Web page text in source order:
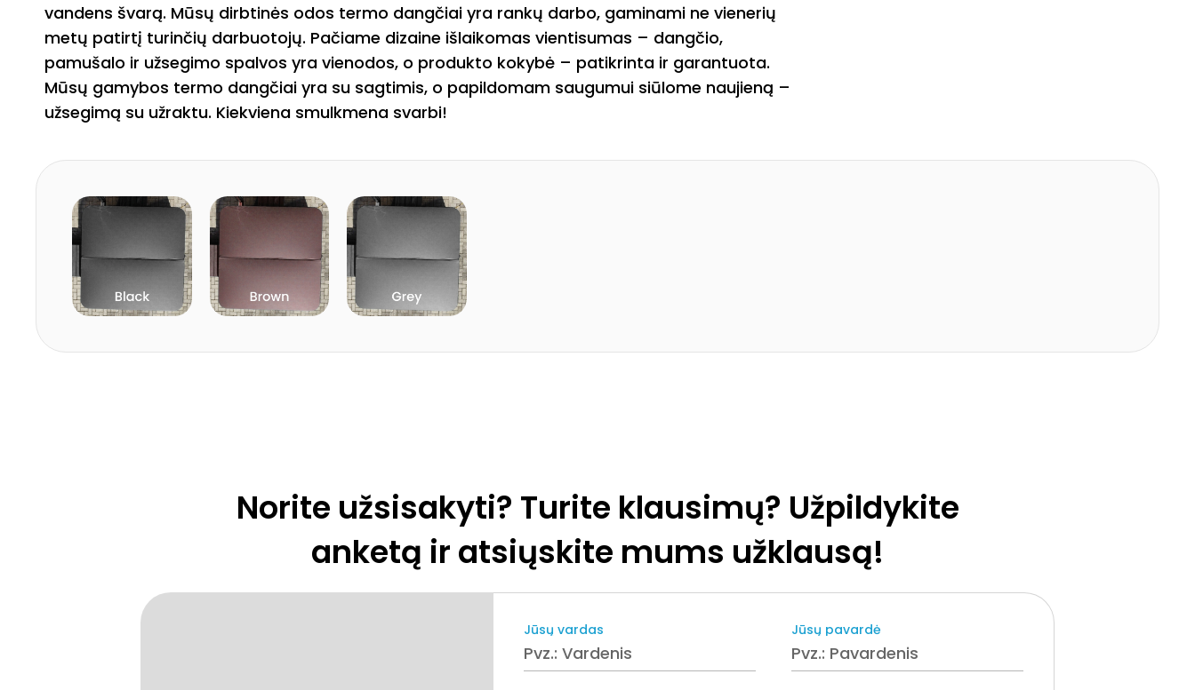
vandens švarą. Mūsų dirbtinės odos termo dangčiai yra rankų darbo, gaminami ne vienerių
metų patirtį turinčių darbuotojų. Pačiame dizaine išlaikomas vientisumas – dangčio,
pamušalo ir užsegimo spalvos yra vienodos, o produkto kokybė – patikrinta ir garantuota.
Mūsų gamybos termo dangčiai yra su sagtimis, o papildomam saugumui siūlome naujieną –
užsegimą su užraktu. Kiekviena smulkmena svarbi!
Norite užsisakyti? Turite klausimų? Užpildykite
anketą ir atsiųskite mums užklausą!
Jūsų vardas Jūsų pavardė